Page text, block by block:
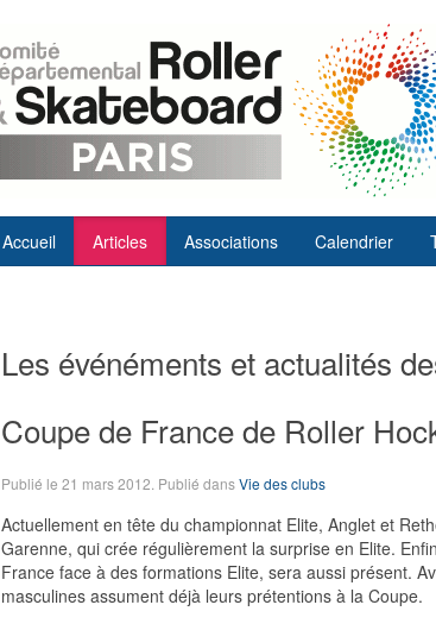
Accueil Articles Associations Calendrier
Les événéments et actualités
Coupe de France de Roller
Publié le 21 mars 2012 . Publié dansVie des clubs
Actuellement en tête du championnat Elite, Anglet et
Garenne, qui crée régulièrement la surprise en Elite.
France face à des formations Elite, sera aussi présent.
masculines assument déjà leurs prétentions à la Coupe.